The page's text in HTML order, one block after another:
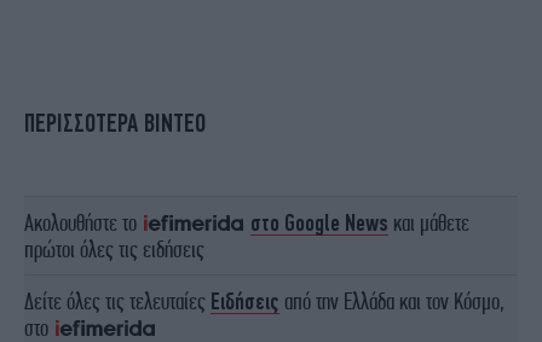
ΠΕΡΙΣΣΟΤΕΡΑ ΒΙΝΤΕΟ
Ακολουθήστε το στο Google News και μάθετε
πρώτοι όλες τις ειδήσεις
Δείτε όλες τις τελευταίες Ειδήσεις από την Ελλάδα και τον Κόσμο,
στο